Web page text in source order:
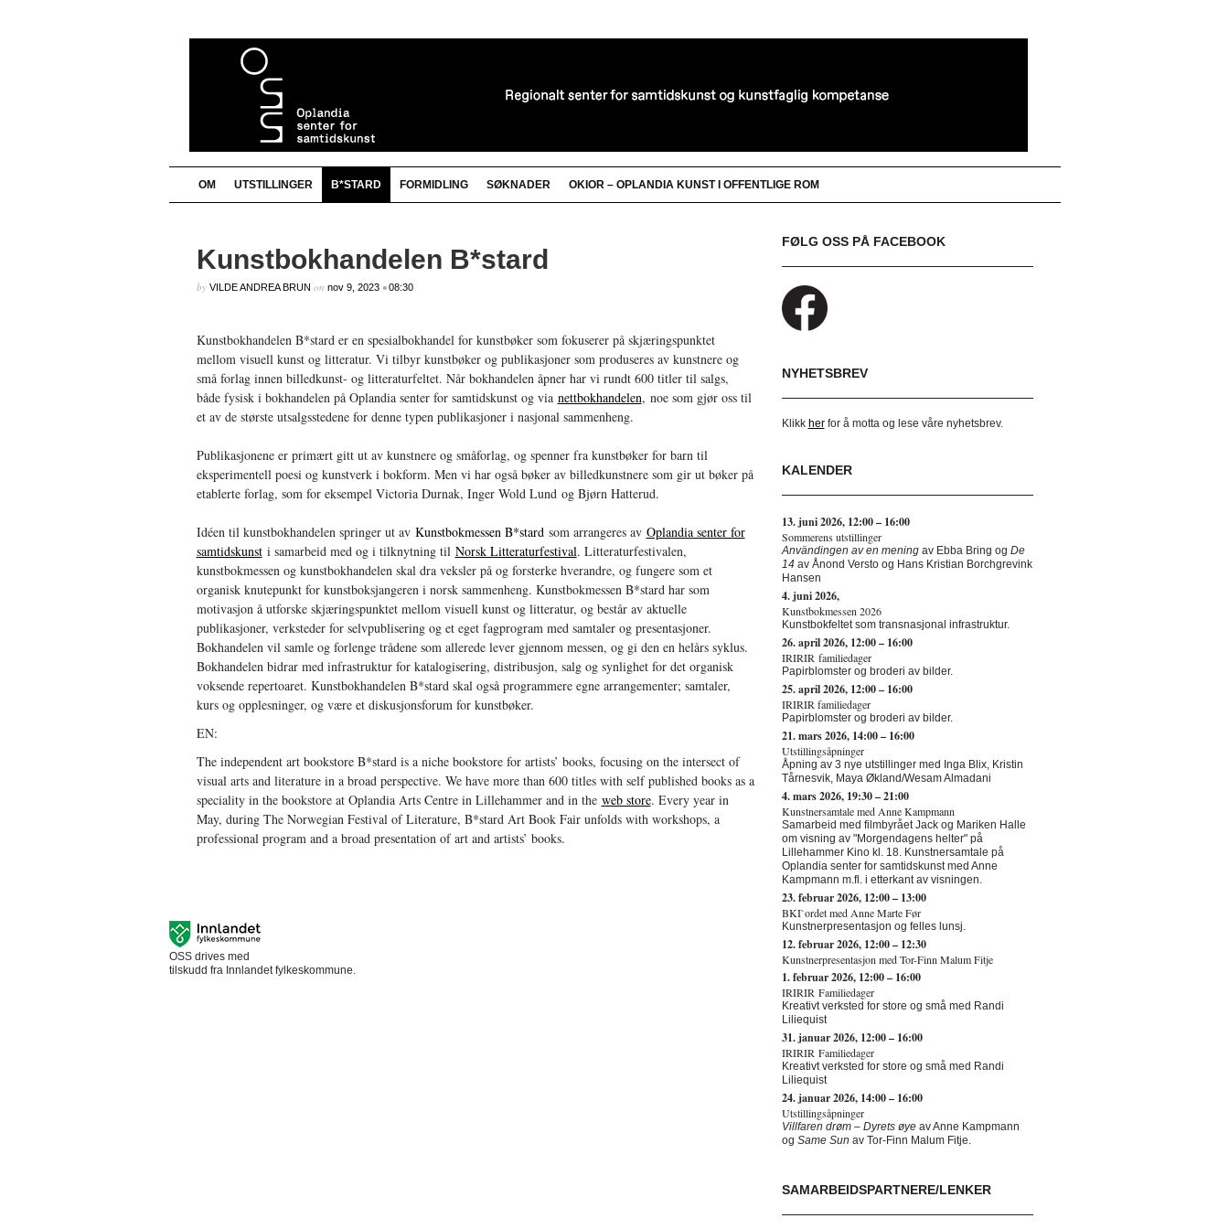
Bloggrull
Kunst som stedsutvikler GD 26.03.14
Nettkatalog
Oplandia senter for samtidskunst
Plugins
Themes
WordPress Blog
WordPress Planet
Nyhetsbrev
Samarbeidspartnere/Lenker
Innlandet fylkeskommune
Lillehammer kommune
Norske kunsthåndverkere Innlandet
OM UTSTILLINGER B*STARD FORMIDLING SØKNADER OKIOR – OPLANDIA KUNST I OFFENTLIGE ROM
Kunstbokhandelen B*stard
by VILDE ANDREA BRUN on nov 9, 2023•08:30
Kunstbokhandelen B*stard er en spesialbokhandel for kunstbøker som fokuserer på skjæringspunktet
mellom visuell kunst og litteratur. Vi tilbyr kunstbøker og publikasjoner som produseres av kunstnere og
små forlag innen billedkunst- og litteraturfeltet. Når bokhandelen åpner har vi rundt 600 titler til salgs,
både fysisk i bokhandelen på Oplandia senter for samtidskunst og via nettbokhandelen, noe som gjør oss til
et av de største utsalgsstedene for denne typen publikasjoner i nasjonal sammenheng.
Publikasjonene er primært gitt ut av kunstnere og småforlag, og spenner fra kunstbøker for barn til
eksperimentell poesi og kunstverk i bokform. Men vi har også bøker av billedkunstnere som gir ut bøker på
etablerte forlag, som for eksempel Victoria Durnak, Inger Wold Lund og Bjørn Hatterud.
Idéen til kunstbokhandelen springer ut av Kunstbokmessen B*stardsom arrangeres av Oplandia senter for
samtidskunsti samarbeid med og i tilknytning til Norsk Litteraturfestival. Litteraturfestivalen,
kunstbokmessen og kunstbokhandelen skal dra veksler på og forsterke hverandre, og fungere som et
organisk knutepunkt for kunstboksjangeren i norsk sammenheng. Kunstbokmessen B*stard har som
motivasjon å utforske skjæringspunktet mellom visuell kunst og litteratur, og består av aktuelle
publikasjoner, verksteder for selvpublisering og et eget fagprogram med samtaler og presentasjoner.
Bokhandelen vil samle og forlenge trådene som allerede lever gjennom messen, og gi den en helårs syklus.
Bokhandelen bidrar med infrastruktur for katalogisering, distribusjon, salg og synlighet for det organisk
voksende repertoaret. Kunstbokhandelen B*stard skal også programmere egne arrangementer; samtaler,
kurs og opplesninger, og være et diskusjonsforum for kunstbøker.
EN:
The independent art bookstore B*stard is a niche bookstore for artists’ books, focusing on the intersect of
visual arts and literature in a broad perspective. We have more than 600 titles with self published books as a
speciality in the bookstore at Oplandia Arts Centre in Lillehammer and in the web store. Every year in
May, during The Norwegian Festival of Literature, B*stard Art Book Fair unfolds with workshops, a
professional program and a broad presentation of art and artists’ books.
FØLG OSS PÅ FACEBOOK
NYHETSBREV
Klikk herfor å motta og lese våre nyhetsbrev.
KALENDER
13. juni 2026, 12:00 – 16:00
Sommerens utstillinger
Användingen av en meningav Ebba Bring og De
14av Ånond Versto og Hans Kristian Borchgrevink
Hansen
4. juni 2026,
Kunstbokmessen 2026
Kunstbokfeltet som transnasjonal infrastruktur.
26. april 2026, 12:00 – 16:00
IRIRIR familiedager
Papirblomster og broderi av bilder.
25. april 2026, 12:00 – 16:00
IRIRIR familiedager
Papirblomster og broderi av bilder.
21. mars 2026, 14:00 – 16:00
Utstillingsåpninger
Åpning av 3 nye utstillinger med Inga Blix, Kristin
Tårnesvik, Maya Økland/Wesam Almadani
4. mars 2026, 19:30 – 21:00
Kunstnersamtale med Anne Kampmann
Samarbeid med filmbyrået Jack og Mariken Halle
om visning av "Morgendagens helter" på
Lillehammer Kino kl. 18. Kunstnersamtale på
Oplandia senter for samtidskunst med Anne
Kampmann m.fl. i etterkant av visningen.
23. februar 2026, 12:00 – 13:00
BKI`ordet med Anne Marte Før
Kunstnerpresentasjon og felles lunsj.
12. februar 2026, 12:00 – 12:30
Kunstnerpresentasjon med Tor-Finn Malum Fitje
1. februar 2026, 12:00 – 16:00
IRIRIR Familiedager
Kreativt verksted for store og små med Randi
Liliequist
31. januar 2026, 12:00 – 16:00
IRIRIR Familiedager
Kreativt verksted for store og små med Randi
Liliequist
24. januar 2026, 14:00 – 16:00
Utstillingsåpninger
Villfaren drøm – Dyrets øye av Anne Kampmann
og Same Sun av Tor-Finn Malum Fitje.
SAMARBEIDSPARTNERE/LENKER
OSS drives med
tilskudd fra Innlandet fylkeskommune.